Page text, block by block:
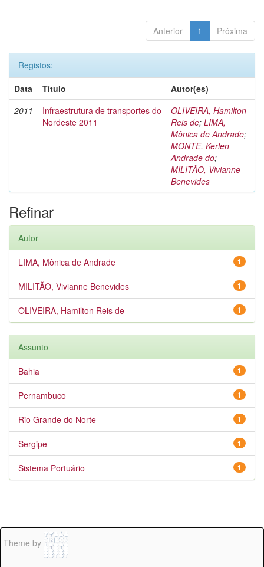
Anterior 1 Próxima
Registos:
Data
Título
Autor(es)
2011
Infraestrutura de transportes do
Nordeste 2011
OLIVEIRA, Hamilton
Reis de; LIMA,
Mônica de Andrade;
MONTE, Kerlen
Andrade do;
MILITÃO, Vivianne
Benevides
Refinar
Autor
1
LIMA, Mônica de Andrade
1
MILITÃO, Vivianne Benevides
1
OLIVEIRA, Hamilton Reis de
Assunto
1
Bahia
1
Pernambuco
1
Rio Grande do Norte
1
Sergipe
1
Sistema Portuário
Theme by